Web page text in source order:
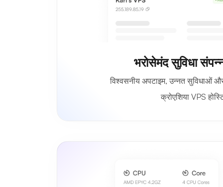
भरोसेमंद सुविधा
विश्वसनीय अपटाइम, उन्नत सुविधाओं
क्रोएशिया VPS